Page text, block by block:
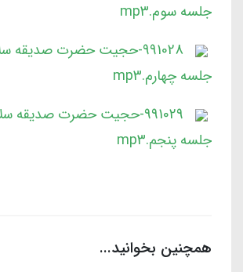
جلسه سوم.mp3
991028-حجیت حضرت صدیقه
جلسه چهارم.mp3
991029-حجیت حضرت صدیقه
جلسه پنجم.mp3
همچنین بخوانید...